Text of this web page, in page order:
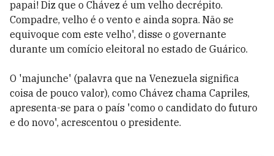
papai! Diz que o Chávez é um velho decrépito.
Compadre, velho é o vento e ainda sopra. Não se
equivoque com este velho', disse o governante
durante um comício eleitoral no estado de Guárico.
O 'majunche' (palavra que na Venezuela significa
coisa de pouco valor), como Chávez chama Capriles,
apresenta-se para o país 'como o candidato do futuro
e do novo', acrescentou o presidente.